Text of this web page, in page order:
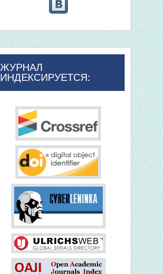
ЖУРНАЛ
ИНДЕКСИРУЕТСЯ: